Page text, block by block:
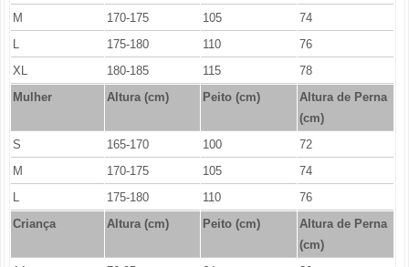
M
170-175 105
74
L
175-180 110
76
XL
180-185 115
78
Mulher
Altura (cm) Peito (cm)
Altura de Perna
(cm)
S
165-170 100
72
M
170-175 105
74
L
175-180 110
76
Criança
Altura (cm) Peito (cm)
Altura de Perna
(cm)